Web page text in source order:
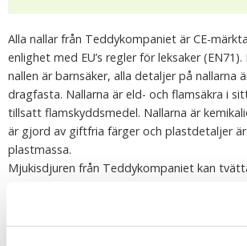
Alla nallar från Teddykompaniet är CE-
enlighet med EU’s regler för leksaker
nallen är barnsäker, alla detaljer på nallarna
dragfasta. Nallarna är eld- och flamsäkra i
tillsatt flamskyddsmedel. Nallarna är
är gjord av giftfria färger och plastdetaljer
plastmassa.
Mjukisdjuren från Teddykompaniet kan